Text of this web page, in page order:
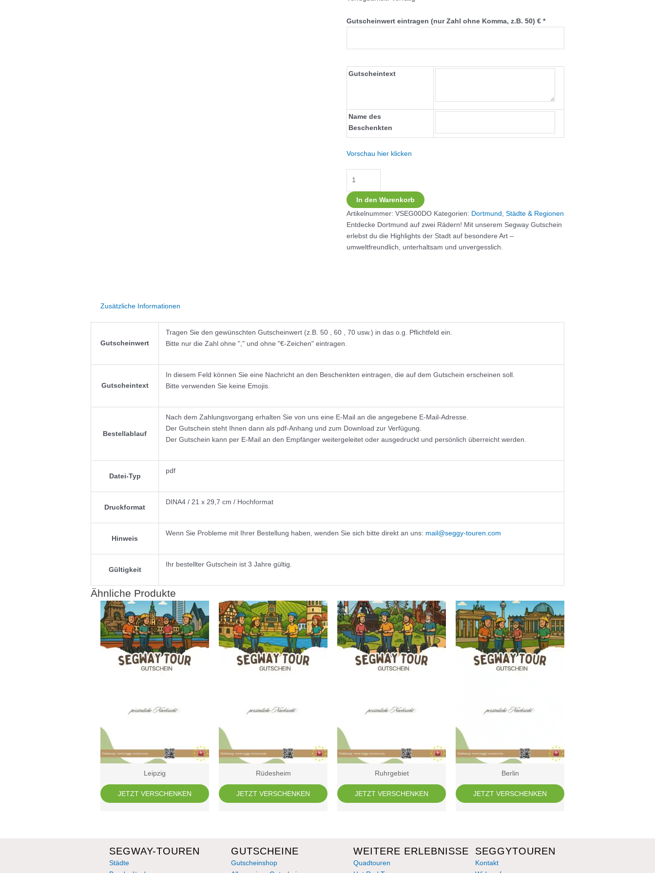
Gutscheinwert eintragen (nur Zahl ohne Komma, z.B. 50) € *
Gutscheintext
Name des
Beschenkten
Vorschau hier klicken
In den Warenkorb
Artikelnummer: VSEG00DO Kategorien: Dortmund Städte & Regionen
Entdecke Dortmund auf zwei Rädern! Mit unserem Segway Gutschein
erlebst du die Highlights der Stadt auf besondere Art –
umweltfreundlich, unterhaltsam und unvergesslich.
Zusätzliche Informationen
Gutscheinwert
Tragen Sie den gewünschten Gutscheinwert (z.B. 50 , 60 , 70 usw.) in das o.g. Pflichtfeld ein.
Bitte nur die Zahl ohne "," und ohne "€-Zeichen" eintragen.
Gutscheintext
In diesem Feld können Sie eine Nachricht an den Beschenkten eintragen, die auf dem Gutschein erscheinen soll.
Bitte verwenden Sie keine Emojis.
Bestellablauf
Nach dem Zahlungsvorgang erhalten Sie von uns eine E-Mail an die angegebene E-Mail-Adresse.
Der Gutschein steht Ihnen dann als pdf-Anhang und zum Download zur Verfügung.
Der Gutschein kann per E-Mail an den Empfänger weitergeleitet oder ausgedruckt und persönlich überreicht werden.
Datei-Typ
pdf
Druckformat
DINA4 / 21 x 29,7 cm / Hochformat
Hinweis
Wenn Sie Probleme mit Ihrer Bestellung haben, wenden Sie sich bitte direkt an uns: mail@seggy-touren.com
Gültigkeit
Ihr bestellter Gutschein ist 3 Jahre gültig.
Ähnliche Produkte
Leipzig
JETZT VERSCHENKEN
Rüdesheim
JETZT VERSCHENKEN
Ruhrgebiet
JETZT VERSCHENKEN
Berlin
JETZT VERSCHENKEN
SEGWAY-TOUREN
Städte
GUTSCHEINE
Gutscheinshop
WEITERE ERLEBNISSE
Quadtouren
SEGGYTOUREN
Kontakt